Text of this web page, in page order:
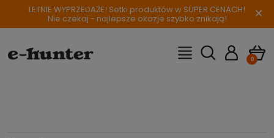
LETNIE WYPRZEDAŻE! Setki produktów w SUPER CENACH!
Nie czekaj - najlepsze okazje szybko znikają! ×